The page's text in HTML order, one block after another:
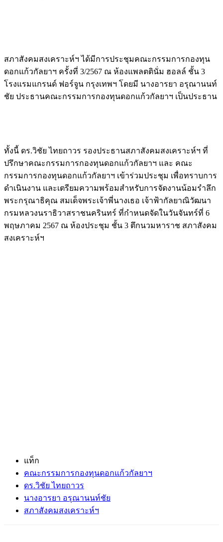
สภาสังคมสงเคราะห์ฯ ได้มีการประชุมคณะกรรมการกองทุน
ดอกแก้วกัลยาฯ ครั้งที่ 3/2567 ณ ห้องแพลตตินั่ม ฮอลล์ ชั้น 3
โรงแรมแกรนด์ ฟอร์จูน กรุงเทพฯ โดยมี นางอารยา อรุณานนท์
ชัย ประธานคณะกรรมการกองทุนดอกแก้วกัลยาฯ เป็นประธาน
ทั้งนี้ ดร.วิชัย ไทยถาวร รองประธานสภาสังคมสงเคราะห์ฯ ที่
ปรึกษาคณะกรรมการกองทุนดอกแก้วกัลยาฯ และ คณะ
กรรมการกองทุนดอกแก้วกัลยาฯ เข้าร่วมประชุม เพื่อทราบการ
ดำเนินงาน และเตรียมความพร้อมสำหรับการจัดงานน้อมรำลึก
พระกรุณาธิคุณ สมเด็จพระเจ้าพี่นางเธอ เจ้าฟ้ากัลยาณิวัฒนา
กรมหลวงนราธิวาสราชนครินทร์ ที่กำหนดจัดในวันจันทร์ที่ 6
พฤษภาคม 2567 ณ ห้องประชุม ชั้น 3 ตึกนวมหาราช สภาสังคม
สงเคราะห์ฯ
แท็ก
คณะกรรมการกองทุนดอกแก้วกัลยาฯ
ดร.วิชัย ไทยถาวร
นางอารยา อรุณานนท์ชัย
สภาสังคมสงเคราะห์ฯ